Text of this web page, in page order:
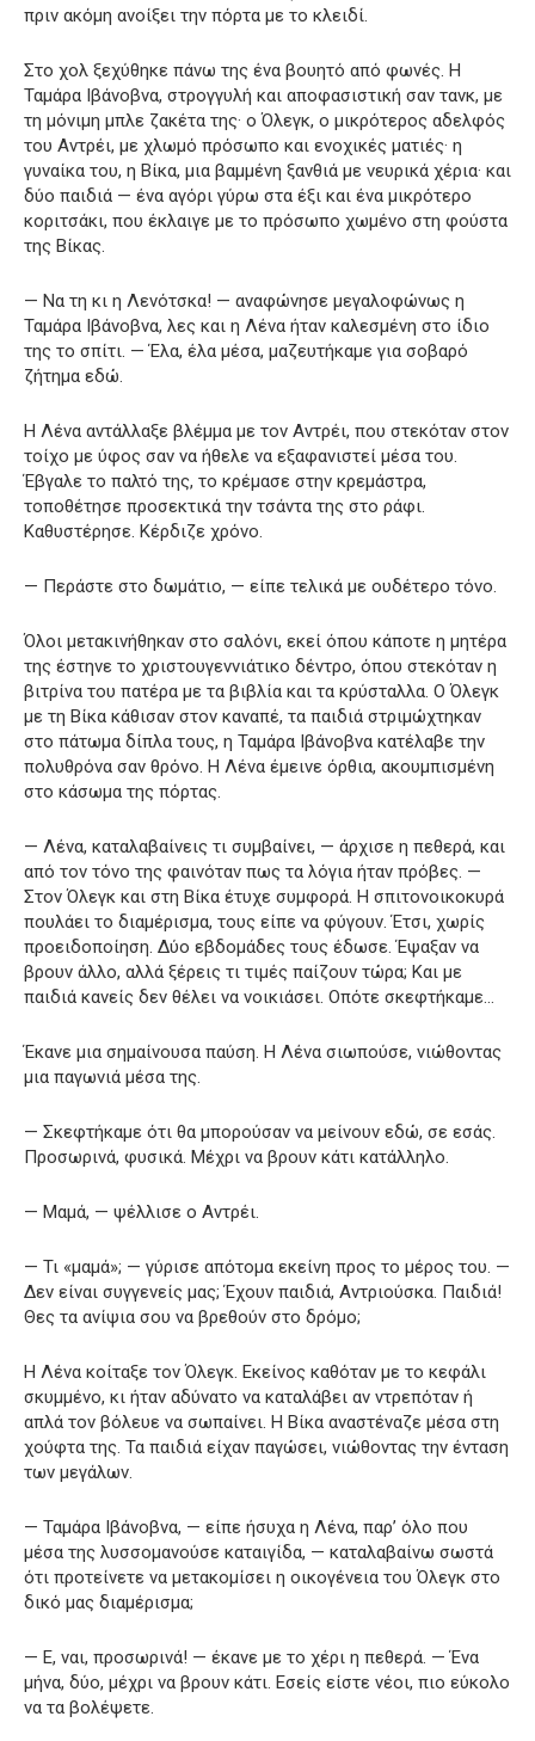
πριν ακόμη ανοίξει την πόρτα με το κλειδί.
Στο χολ ξεχύθηκε πάνω της ένα βουητό από φωνές. Η
Ταμάρα Ιβάνοβνα, στρογγυλή και αποφασιστική σαν τανκ, με
τη μόνιμη μπλε ζακέτα της· ο Όλεγκ, ο μικρότερος αδελφός
του Αντρέι, με χλωμό πρόσωπο και ενοχικές ματιές· η
γυναίκα του, η Βίκα, μια βαμμένη ξανθιά με νευρικά χέρια· και
δύο παιδιά — ένα αγόρι γύρω στα έξι και ένα μικρότερο
κοριτσάκι, που έκλαιγε με το πρόσωπο χωμένο στη φούστα
της Βίκας.
— Να τη κι η Λενότσκα! — αναφώνησε μεγαλοφώνως η
Ταμάρα Ιβάνοβνα, λες και η Λένα ήταν καλεσμένη στο ίδιο
της το σπίτι. — Έλα, έλα μέσα, μαζευτήκαμε για σοβαρό
ζήτημα εδώ.
Η Λένα αντάλλαξε βλέμμα με τον Αντρέι, που στεκόταν στον
τοίχο με ύφος σαν να ήθελε να εξαφανιστεί μέσα του.
Έβγαλε το παλτό της, το κρέμασε στην κρεμάστρα,
τοποθέτησε προσεκτικά την τσάντα της στο ράφι.
Καθυστέρησε. Κέρδιζε χρόνο.
— Περάστε στο δωμάτιο, — είπε τελικά με ουδέτερο τόνο.
Όλοι μετακινήθηκαν στο σαλόνι, εκεί όπου κάποτε η μητέρα
της έστηνε το χριστουγεννιάτικο δέντρο, όπου στεκόταν η
βιτρίνα του πατέρα με τα βιβλία και τα κρύσταλλα. Ο Όλεγκ
με τη Βίκα κάθισαν στον καναπέ, τα παιδιά στριμώχτηκαν
στο πάτωμα δίπλα τους, η Ταμάρα Ιβάνοβνα κατέλαβε την
πολυθρόνα σαν θρόνο. Η Λένα έμεινε όρθια, ακουμπισμένη
στο κάσωμα της πόρτας.
— Λένα, καταλαβαίνεις τι συμβαίνει, — άρχισε η πεθερά, και
από τον τόνο της φαινόταν πως τα λόγια ήταν πρόβες. —
Στον Όλεγκ και στη Βίκα έτυχε συμφορά. Η σπιτονοικοκυρά
πουλάει το διαμέρισμα, τους είπε να φύγουν. Έτσι, χωρίς
προειδοποίηση. Δύο εβδομάδες τους έδωσε. Έψαξαν να
βρουν άλλο, αλλά ξέρεις τι τιμές παίζουν τώρα; Και με
παιδιά κανείς δεν θέλει να νοικιάσει. Οπότε σκεφτήκαμε…
Έκανε μια σημαίνουσα παύση. Η Λένα σιωπούσε, νιώθοντας
μια παγωνιά μέσα της.
— Σκεφτήκαμε ότι θα μπορούσαν να μείνουν εδώ, σε εσάς.
Προσωρινά, φυσικά. Μέχρι να βρουν κάτι κατάλληλο.
— Μαμά, — ψέλλισε ο Αντρέι.
— Τι «μαμά»; — γύρισε απότομα εκείνη προς το μέρος του. —
Δεν είναι συγγενείς μας; Έχουν παιδιά, Αντριούσκα. Παιδιά!
Θες τα ανίψια σου να βρεθούν στο δρόμο;
Η Λένα κοίταξε τον Όλεγκ. Εκείνος καθόταν με το κεφάλι
σκυμμένο, κι ήταν αδύνατο να καταλάβει αν ντρεπόταν ή
απλά τον βόλευε να σωπαίνει. Η Βίκα αναστέναζε μέσα στη
χούφτα της. Τα παιδιά είχαν παγώσει, νιώθοντας την ένταση
των μεγάλων.
— Ταμάρα Ιβάνοβνα, — είπε ήσυχα η Λένα, παρ’ όλο που
μέσα της λυσσομανούσε καταιγίδα, — καταλαβαίνω σωστά
ότι προτείνετε να μετακομίσει η οικογένεια του Όλεγκ στο
δικό μας διαμέρισμα;
— Ε, ναι, προσωρινά! — έκανε με το χέρι η πεθερά. — Ένα
μήνα, δύο, μέχρι να βρουν κάτι. Εσείς είστε νέοι, πιο εύκολο
να τα βολέψετε.